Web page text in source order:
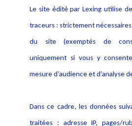
Alerte professionnelle
Déclaration d'accessibilité
Notice Légale
Politique de protection des
données
Le site édité par Lexing utilise
traceurs : strictement
du site (exemptés de
uniquement si vous y
mesure d’audience et d’analyse
Dans ce cadre, les données
traitées : adresse IP, pages/